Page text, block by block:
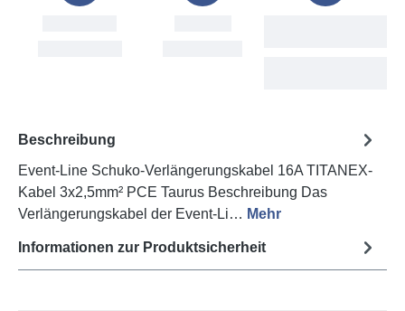
Beschreibung
Event-Line Schuko-Verlängerungskabel 16A TITANEX-
Kabel 3x2,5mm² PCE Taurus Beschreibung Das
Verlängerungskabel der Event-Li… Mehr
Informationen zur Produktsicherheit